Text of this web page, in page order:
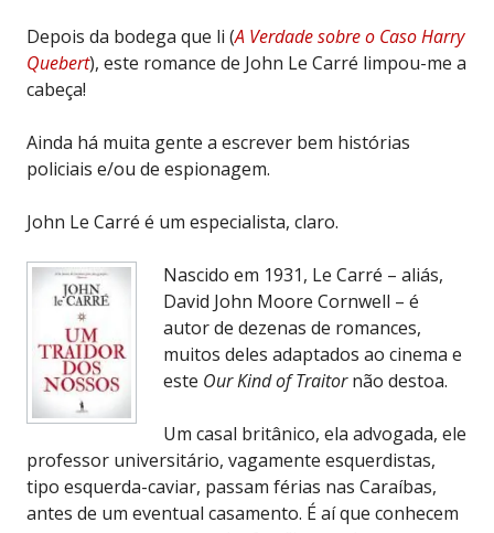
Depois da bodega que li (A Verdade sobre o Caso Harry
Quebert), este romance de John Le Carré limpou-me a
cabeça!
Ainda há muita gente a escrever bem histórias
policiais e/ou de espionagem.
John Le Carré é um especialista, claro.
Nascido em 1931, Le Carré – aliás,
David John Moore Cornwell – é
autor de dezenas de romances,
muitos deles adaptados ao cinema e
este Our Kind of Traitornão destoa.
Um casal britânico, ela advogada, ele
professor universitário, vagamente esquerdistas,
tipo esquerda-caviar, passam férias nas Caraíbas,
antes de um eventual casamento. É aí que conhecem